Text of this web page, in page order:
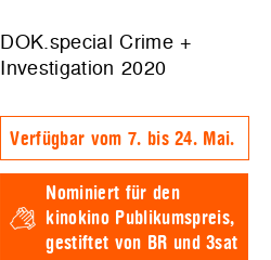
DOK.special Crime +
Investigation 2020
Verfügbar vom 7. bis 24. Mai.
Nominiert für den
kinokino Publikumspreis,
gestiftet von BR und 3sat